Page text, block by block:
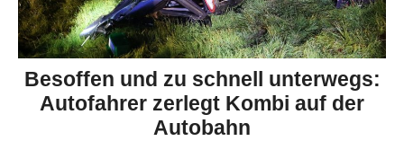
Besoffen und zu schnell unterwegs:
Autofahrer zerlegt Kombi auf der
Autobahn